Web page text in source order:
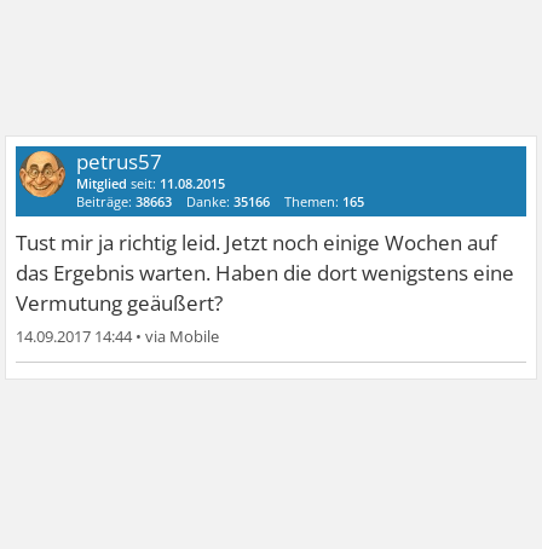
petrus57
Mitglied seit: 11.08.2015
Beiträge:38663 Danke:35166 Themen: 165
Tust mir ja richtig leid. Jetzt noch einige Wochen auf
das Ergebnis warten. Haben die dort wenigstens eine
Vermutung geäußert?
14.09.2017 14:44•